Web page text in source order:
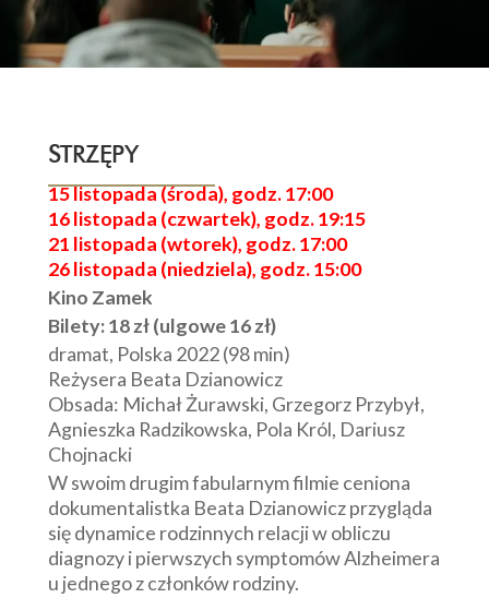
STRZĘPY
15 listopada (środa), godz. 17:00
16 listopada (czwartek), godz. 19:15
21 listopada (wtorek), godz. 17:00
26 listopada (niedziela), godz. 15:00
Kino Zamek
Bilety: 18 zł (ulgowe 16 zł)
dramat, Polska 2022 (98 min)
Reżysera Beata Dzianowicz
Obsada: Michał Żurawski, Grzegorz Przybył,
Agnieszka Radzikowska, Pola Król, Dariusz
Chojnacki
W swoim drugim fabularnym filmie ceniona
dokumentalistka Beata Dzianowicz przygląda
się dynamice rodzinnych relacji w obliczu
diagnozy i pierwszych symptomów Alzheimera
u jednego z członków rodziny.